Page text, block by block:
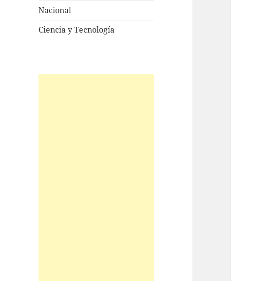
Nacional
Ciencia y Tecnología